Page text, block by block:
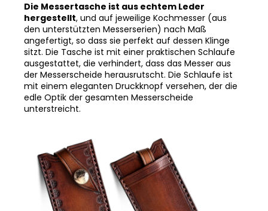
Die Messertasche ist aus echtem Leder
hergestellt, und auf jeweilige Kochmesser (aus
den unterstützten Messerserien) nach Maß
angefertigt, so dass sie perfekt auf dessen Klinge
sitzt. Die Tasche ist mit einer praktischen Schlaufe
ausgestattet, die verhindert, dass das Messer aus
der Messerscheide herausrutscht. Die Schlaufe ist
mit einem eleganten Druckknopf versehen, der die
edle Optik der gesamten Messerscheide
unterstreicht.